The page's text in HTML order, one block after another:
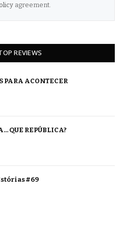
agreement.
REVIEWS
PARA ACONTECER
QUE REPÚBLICA?
#69